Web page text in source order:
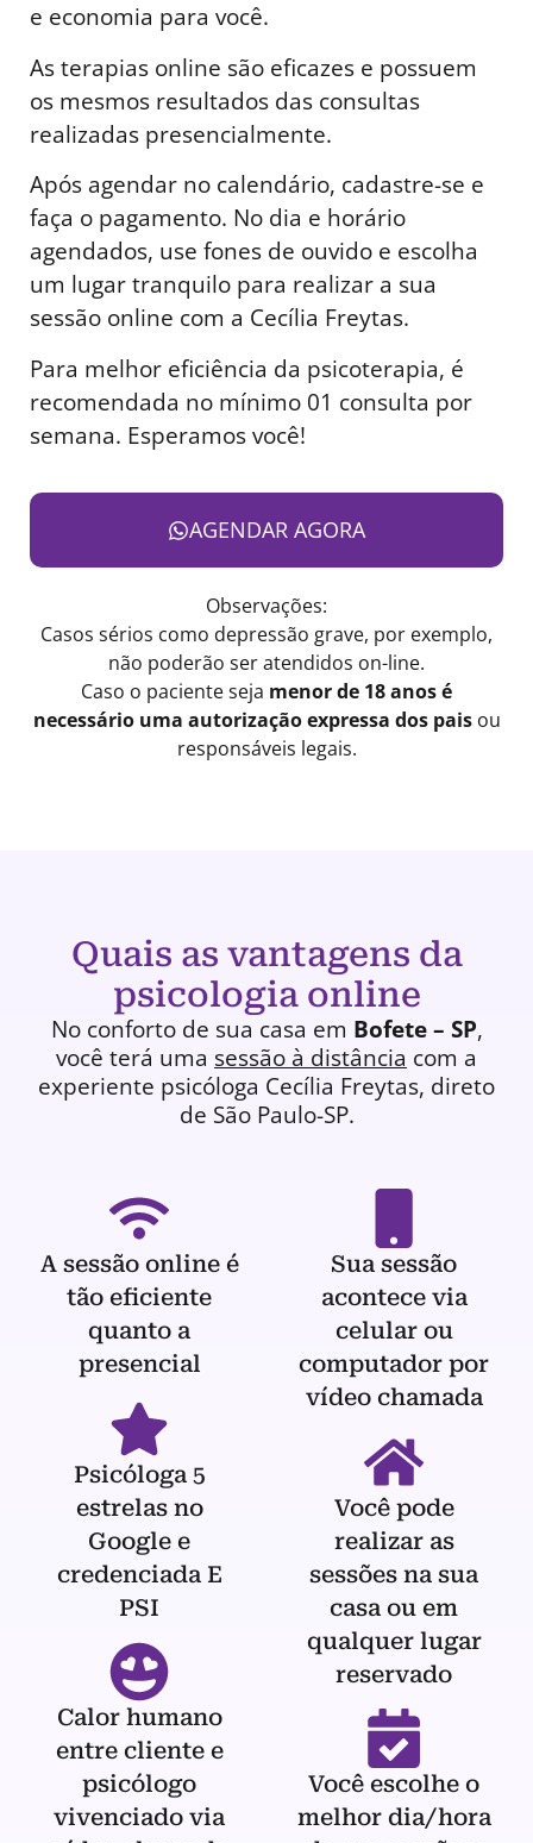
e economia para você.
As terapias online são eficazes e possuem
os mesmos resultados das consultas
realizadas presencialmente.
Após agendar no calendário, cadastre-se e
faça o pagamento. No dia e horário
agendados, use fones de ouvido e escolha
um lugar tranquilo para realizar a sua
sessão online com a Cecília Freytas.
Para melhor eficiência da psicoterapia, é
recomendada no mínimo 01 consulta por
semana. Esperamos você!
AGENDAR AGORA
Observações:
Casos sérios como depressão grave, por exemplo,
não poderão ser atendidos on-line.
Caso o paciente seja menor de 18 anos é
necessário uma autorização expressa dos paisou
responsáveis legais.
Quais as vantagens da
psicologia online
No conforto de sua casa em Bofete – SP,
você terá uma sessão à distância com a
experiente psicóloga Cecília Freytas, direto
de São Paulo-SP.
A sessão online é
tão eficiente
quanto a
presencial
Psicóloga 5
estrelas no
Google e
credenciada E
PSI
Calor humano
entre cliente e
psicólogo
vivenciado via
Sua sessão
acontece via
celular ou
computador por
vídeo chamada
Você pode
realizar as
sessões na sua
casa ou em
qualquer lugar
reservado
Você escolhe o
melhor dia/hora